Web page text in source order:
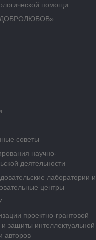
помощи
советы
научно-
деятельности
лаборатории и
центры
проектно-грантовой
и защиты интеллектуальной
авторов